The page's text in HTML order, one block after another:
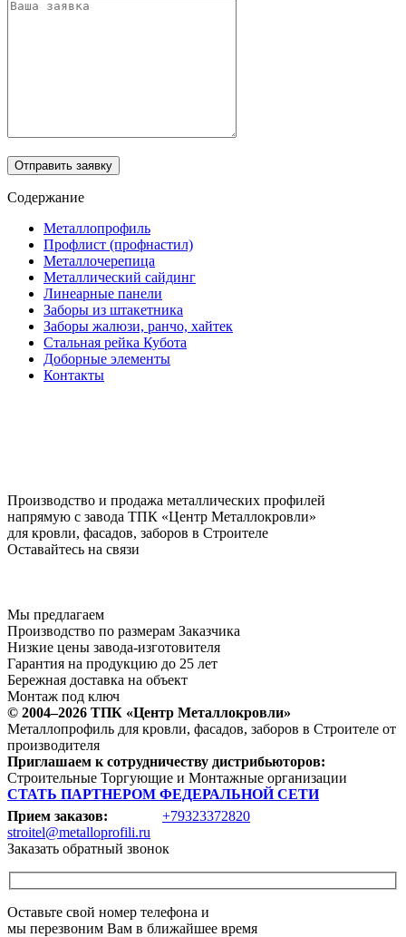
Отправить заявку
Содержание
Металлопрофиль
Профлист (профнастил)
Металлочерепица
Металлический сайдинг
Линеарные панели
Заборы из штакетника
Заборы жалюзи, ранчо, хайтек
Стальная рейка Кубота
Доборные элементы
Контакты
Производство и продажа металлических профилей
напрямую с завода ТПК «Центр Металлокровли»
для кровли, фасадов, заборов в Строителе
Оставайтесь на связи
Мы предлагаем
Производство по размерам Заказчика
Низкие цены завода-изготовителя
Гарантия на продукцию до 25 лет
Бережная доставка на объект
Монтаж под ключ
© 2004–2026 ТПК «Центр Металлокровли»
Металлопрофиль для кровли, фасадов, заборов в Строителе от
производителя
Приглашаем к сотрудничеству дистрибьюторов:
Строительные Торгующие и Монтажные организации
СТАТЬ ПАРТНЕРОМ ФЕДЕРАЛЬНОЙ СЕТИ
Прием заказов:
+79323372820
stroitel@metalloprofili.ru
Заказать обратный звонок
Оставьте свой номер телефона и
мы перезвоним Вам в ближайшее время